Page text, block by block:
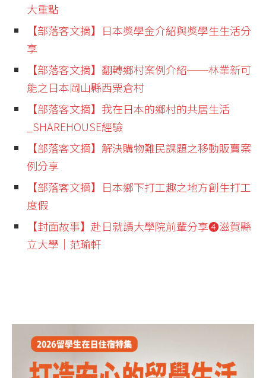
大重點
【部落客文摘】日本獎學金介紹與獎學生生活分
享
【部落客文摘】翻轉鄉村案例介紹──林業新可
能之日本岡山縣西粟倉村
【部落客文摘】我在日本的鄉村的共居生活
_SHAREHOUSE經驗
【部落客文摘】解決購物難民課題之移動販賣案
例分享
【部落客文摘】日本鄉下打工趣之地方創生打工
度假
【封面故事】赴日就讀大學院前輩分享❹滋賀縣
立大學│范瑜軒